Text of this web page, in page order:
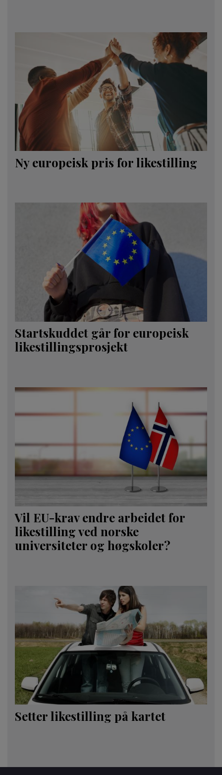
Ny europeisk pris for likestilling
Startskuddet går for europeisk
likestillingsprosjekt
Vil EU-krav endre arbeidet for
likestilling ved norske
universiteter og høgskoler?
Setter likestilling på kartet